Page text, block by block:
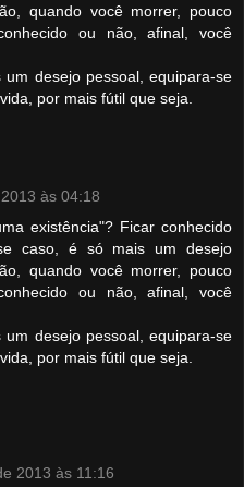
quando você morrer, pouco
ou não, afinal, você
desejo pessoal, equipara-se
por mais fútil que seja.
às 04:18
existência"? Ficar conhecido
caso, é só mais um desejo
quando você morrer, pouco
ou não, afinal, você
desejo pessoal, equipara-se
por mais fútil que seja.
2013 às 11:16